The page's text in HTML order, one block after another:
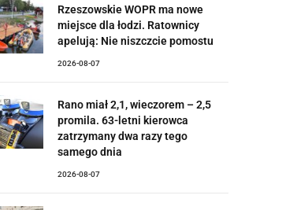
Rzeszowskie WOPR ma nowe
miejsce dla łodzi. Ratownicy
apelują: Nie niszczcie pomostu
2026-08-07
Rano miał 2,1, wieczorem – 2,5
promila. 63-letni kierowca
zatrzymany dwa razy tego
samego dnia
2026-08-07